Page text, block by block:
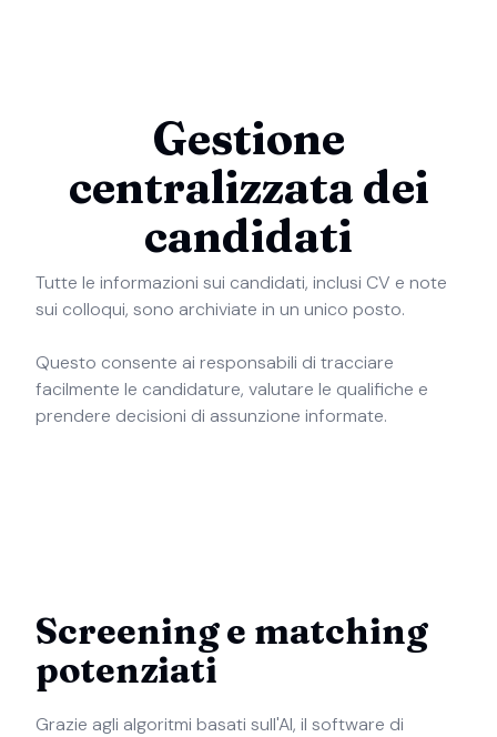
Gestione
centralizzata dei
candidati
Tutte le informazioni sui candidati, inclusi CV e note
sui colloqui, sono archiviate in un unico posto.
Questo consente ai responsabili di tracciare
facilmente le candidature, valutare le qualifiche e
prendere decisioni di assunzione informate.
Screening e matching
potenziati
Grazie agli algoritmi basati sull'AI, il software di